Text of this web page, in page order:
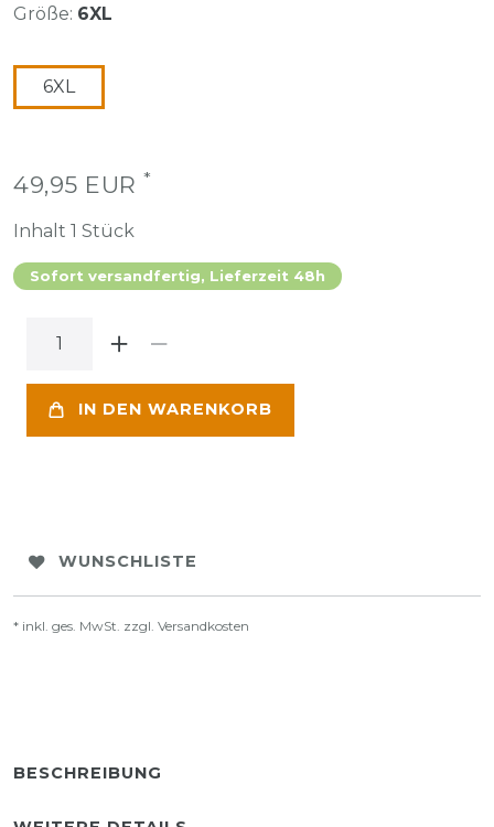
Größe: 6XL
6XL
49,95 EUR *
Inhalt 1 Stück
Sofort versandfertig, Lieferzeit 48h
IN DEN WARENKORB
WUNSCHLISTE
* inkl. ges. MwSt. zzgl. Versandkosten
BESCHREIBUNG